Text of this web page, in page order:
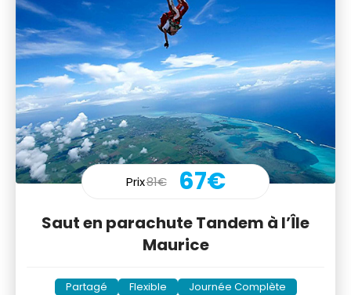
Prix81€ 67€
Saut en parachute Tandem à l’Île
Maurice
Partagé Flexible Journée Complète